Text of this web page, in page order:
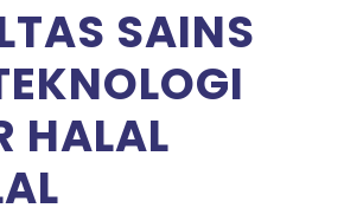
SAINS
HALAL